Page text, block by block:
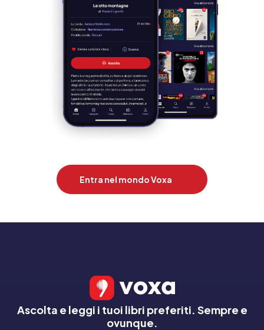
Entra nel mondo Voxa
Ascolta e leggi i tuoi libri preferiti. Sempre e
ovunque.